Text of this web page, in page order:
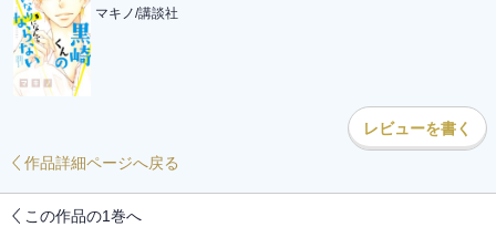
マキノ/講談社
レビューを書く
作品詳細ページへ戻る
この作品の1巻へ